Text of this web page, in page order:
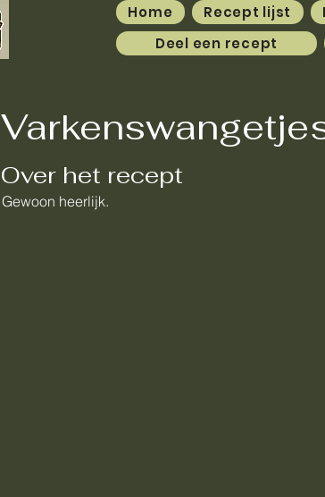
Home Recept lijst
Deel een recept
Over het recept
Gewoon heerlijk.